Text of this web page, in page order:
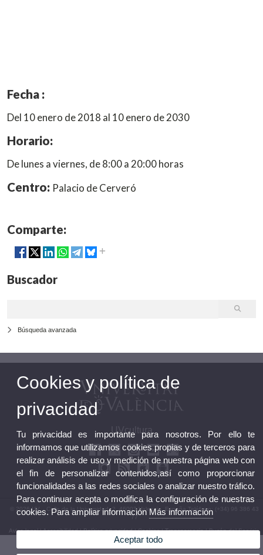
Fecha :
Del 10 enero de 2018 al 10 enero de 2030
Horario:
De lunes a viernes, de 8:00 a 20:00 horas
Centro: Palacio de Cerveró
Comparte:
Buscador
Búsqueda avanzada
UVcultura
© 2026 UV. - Calle de la Universidad, 2. 46003 Valencia, España.Teléfono: (+34) 96 386 43
77
Aviso legal|Accesibilidad|Política privacidad|Cookies|Transparencia|Buzón del Servicio
Cookies y política de
privacidad
Tu privacidad es importante para nosotros. Por ello te
informamos que utilizamos cookies propias y de terceros para
realizar análisis de uso y medición de nuestra página web con
el fin de personalizar contenidos,así como proporcionar
funcionalidades a las redes sociales o analizar nuestro tráfico.
Para continuar acepta o modifica la configuración de nuestras
cookies. Para ampliar información Más información
Aceptar todo